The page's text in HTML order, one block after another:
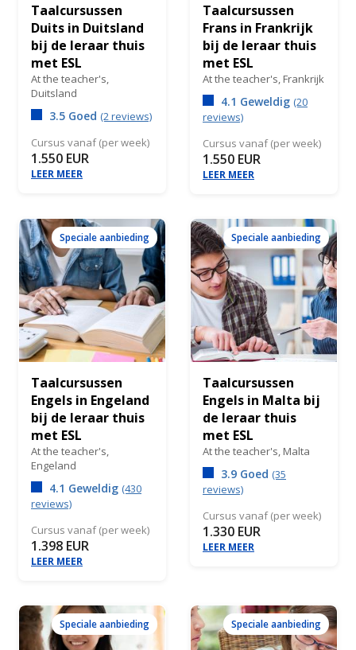
Taalcursussen
Duits in Duitsland
bij de leraar thuis
met ESL
At the teacher's,
Duitsland
3.5 Goed (2 reviews)
Cursus vanaf (per week)
1.550 EUR
LEER MEER
Taalcursussen
Frans in Frankrijk
bij de leraar thuis
met ESL
At the teacher's, Frankrijk
4.1 Geweldig (20
reviews)
Cursus vanaf (per week)
1.550 EUR
LEER MEER
Speciale aanbieding
Taalcursussen
Engels in Engeland
bij de leraar thuis
met ESL
At the teacher's,
Engeland
4.1 Geweldig (430
reviews)
Cursus vanaf (per week)
1.398 EUR
LEER MEER
Speciale aanbieding
Taalcursussen
Engels in Malta bij
de leraar thuis
met ESL
At the teacher's, Malta
3.9 Goed (35
reviews)
Cursus vanaf (per week)
1.330 EUR
LEER MEER
Speciale aanbieding Speciale aanbieding